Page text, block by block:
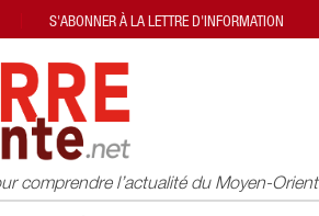
comprendre l’actualité du Moyen-Orient
S'ABONNER À LA LETTRE D'INFORMATION